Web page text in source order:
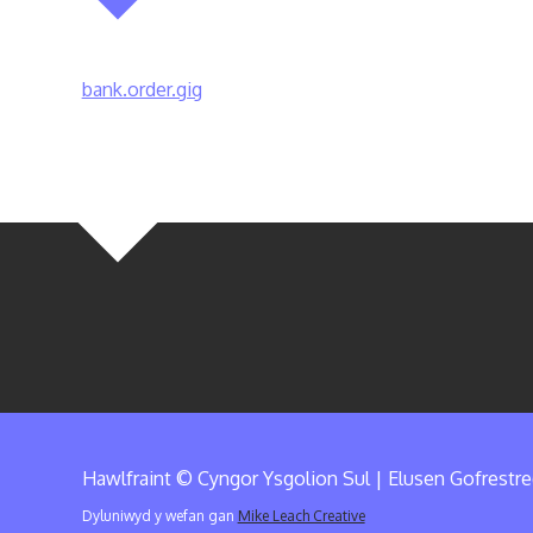
bank.order.gig
Hawlfraint © Cyngor Ysgolion Sul | Elusen
Dyluniwyd y wefan gan Mike Leach Creative